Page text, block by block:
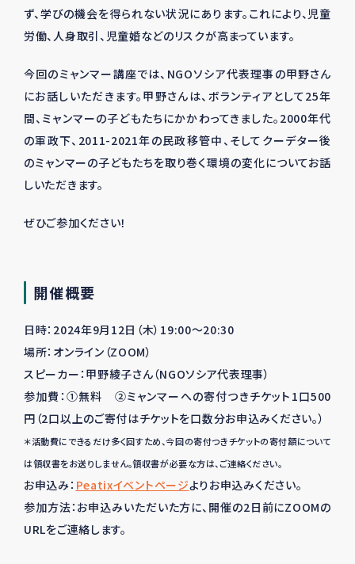
ず、学びの機会を得られない状況にあります。これにより、児童
労働、人身取引、児童婚などのリスクが高まっています。
今回のミャンマー講座では、 NGOソシア代表理事の甲野さん
にお話しいただきます。甲野さんは、ボランティアとして25年
間、ミャンマーの子どもたちにかかわってきました。 2000年代
の軍政下、 2011-2021年の民政移管中、そしてクーデター後
のミャンマーの子どもたちを取り巻く環境の変化についてお話
しいただきます。
ぜひご参加ください！
開催概要
日時：2024年9月12日（木）19:00～20:30
場所：オンライン（ZOOM）
スピーカー：甲野綾子さん（NGOソシア代表理事）
参加費：①無料 ②ミャンマーへの寄付つきチケット1口500
円（2口以上のご寄付はチケットを口数分お申込みください。）
＊活動費にできるだけ多く回すため、今回の寄付つきチケットの寄付額について
は領収書をお送りしません。領収書が必要な方は、ご連絡ください。
お申込み： Peatixイベントページよりお申込みください。
参加方法：お申込みいただいた方に、開催の2日前にZOOMの
URLをご連絡します。